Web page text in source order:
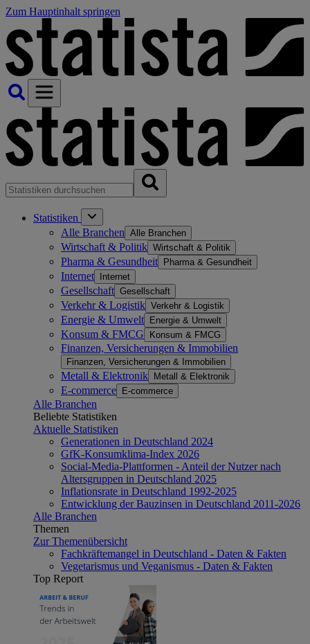
Zum Hauptinhalt springen
Statistiken
Alle Branchen Alle Branchen
Wirtschaft & Politik Wirtschaft & Politik
Pharma & Gesundheit Pharma & Gesundheit
Internet Internet
Gesellschaft Gesellschaft
Verkehr & Logistik Verkehr & Logistik
Energie & Umwelt Energie & Umwelt
Konsum & FMCG Konsum & FMCG
Finanzen, Versicherungen & Immobilien
Finanzen, Versicherungen & Immobilien
Metall & Elektronik Metall & Elektronik
E-commerce E-commerce
Alle Branchen
Beliebte Statistiken
Aktuelle Statistiken
Generationen in Deutschland 2024
GfK-Konsumklima-Index 2026
Social-Media-Plattformen - Anteil der Nutzer nach
Altersgruppen in Deutschland 2025
Inflationsrate in Deutschland 1992-2025
Entwicklung der Bauzinsen in Deutschland 2011-2026
Alle Branchen
Themen
Zur Themenübersicht
Fachkräftemangel in Deutschland - Daten & Fakten
Vegetarismus und Veganismus - Daten & Fakten
Top Report